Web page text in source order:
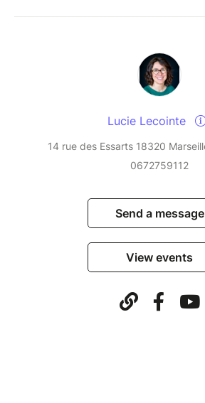
Lucie Lecointe
14 rue des Essarts 18320
0672759112
Send a message
View events